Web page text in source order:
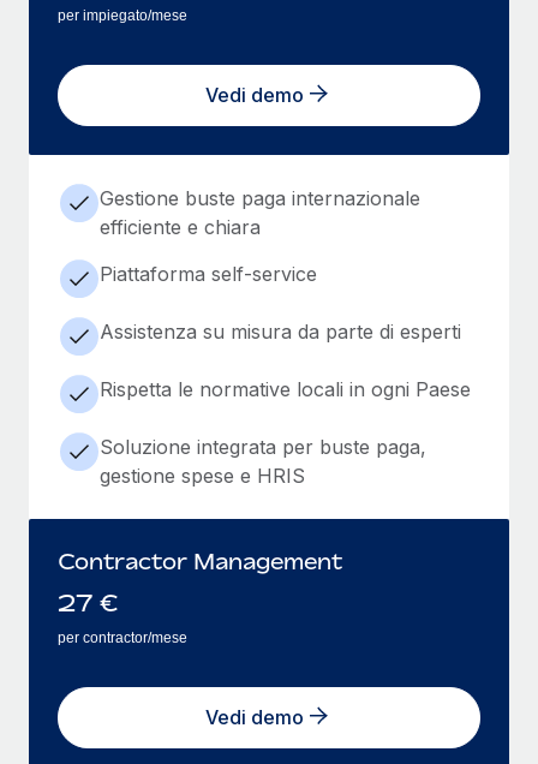
per impiegato/mese
Vedi demo
Gestione buste paga internazionale
efficiente e chiara
Piattaforma self-service
Assistenza su misura da parte di esperti
Rispetta le normative locali in ogni Paese
Soluzione integrata per buste paga,
gestione spese e HRIS
Contractor Management
27 €
per contractor/mese
Vedi demo